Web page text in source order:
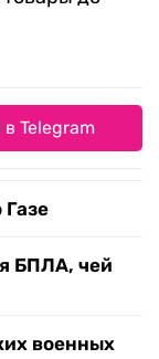
Telegram
Газе
БПЛА, чей
военных